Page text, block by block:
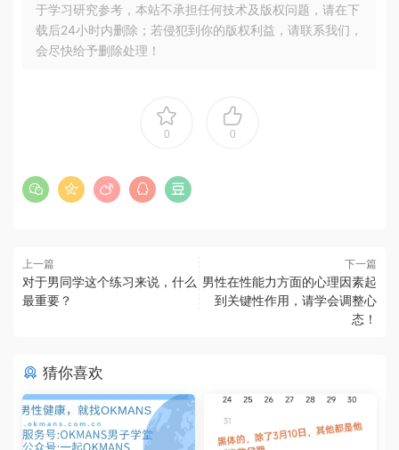
于学习研究参考，本站不承担任何技术及版权问题，请在下
载后24小时内删除；若侵犯到你的版权利益，请联系我们，
会尽快给予删除处理！
0 0
上一篇
对于男同学这个练习来说，什么
最重要？
下一篇
男性在性能力方面的心理因素起
到关键性作用，请学会调整心
态！
猜你喜欢